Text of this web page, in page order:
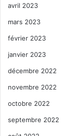
avril 2023
mars 2023
février 2023
janvier 2023
décembre 2022
novembre 2022
octobre 2022
septembre 2022